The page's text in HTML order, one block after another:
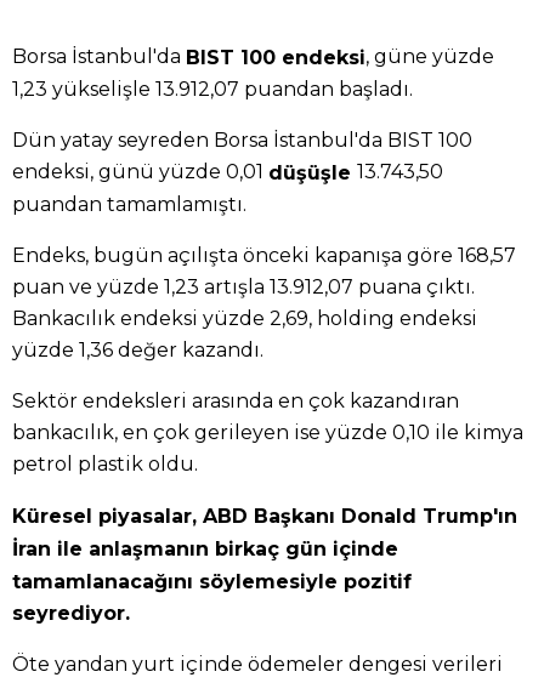
Borsa İstanbul'da BIST 100 endeksi, güne yüzde
1,23 yükselişle 13.912,07 puandan başladı.
Dün yatay seyreden Borsa İstanbul'da BIST 100
endeksi, günü yüzde 0,01 düşüşle 13.743,50
puandan tamamlamıştı.
Endeks, bugün açılışta önceki kapanışa göre 168,57
puan ve yüzde 1,23 artışla 13.912,07 puana çıktı.
Bankacılık endeksi yüzde 2,69, holding endeksi
yüzde 1,36 değer kazandı.
Sektör endeksleri arasında en çok kazandıran
bankacılık, en çok gerileyen ise yüzde 0,10 ile kimya
petrol plastik oldu.
Küresel piyasalar, ABD Başkanı Donald Trump'ın
İran ile anlaşmanın birkaç gün içinde
tamamlanacağını söylemesiyle pozitif
seyrediyor.
Öte yandan yurt içinde ödemeler dengesi verileri